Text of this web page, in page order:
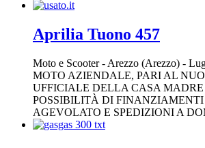
Aprilia Tuono 457
Moto e Scooter- Arezzo (Arezzo) -
MOTO AZIENDALE, PARI AL
UFFICIALE DELLA CASA MADRE
POSSIBILITÀ DI FINANZIAMENTI
AGEVOLATO E SPEDIZIONI A